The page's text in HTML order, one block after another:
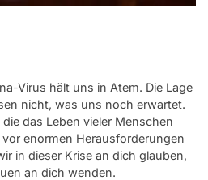
Virus hält uns in Atem. Die Lage
nicht, was uns noch erwartet.
das Leben vieler Menschen
enormen Herausforderungen
in dieser Krise an dich glauben,
an dich wenden.